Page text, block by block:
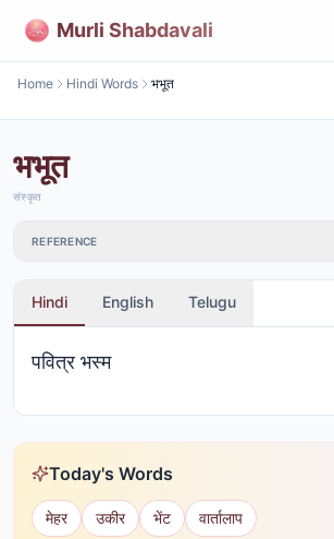
Murli Shabdavali
Home Hindi Words भभूत
भभूत
संस्कृत
REFERENCE
Hindi English Telugu
पवित्र भस्म
Today's Words
मेहर उकीर भेंट वार्तालाप